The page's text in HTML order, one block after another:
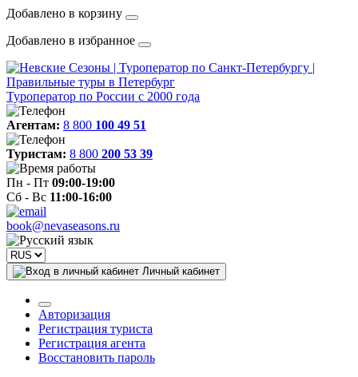
Добавлено в корзину
Добавлено в избранное
Туроператор по России с 2000 года
Агентам: 8 800 100 49 51
Туристам: 8 800 200 53 39
Пн - Пт 09:00-19:00
Сб - Вс 11:00-16:00
book@nevaseasons.ru
Личный кабинет
Авторизация
Регистрация туриста
Регистрация агента
Восстановить пароль